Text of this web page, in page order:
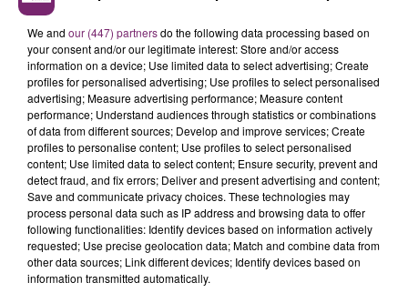
La Longueville – Brocante de 7h00 à 18h00. Espace
Batailler (rue de Bavay).
Neuf Mesnil – Braderie Brocante de 6h00 à 18h00 rue
Hector Cartigny, rue Honore Lespilette, rue Henri
Barbusse, rue Lenine. 200 exposants
Rousies – Brocante de 6h00 à 18h00 rue du Bois, Cité
Allende, Cité des Charmes, Cité des Chênes, Cité
Caucheteur. 120 exposants.
SAMEDI 13 MAI
Voici les ventes prévues samedi :
We and our (447) partnersdo the following data processing based on
your consent and/or our legitimate interest: Store and/or access
information on a device; Use limited data to select advertising; Create
profiles for personalised advertising; Use profiles to select personalised
advertising; Measure advertising performance; Measure content
performance; Understand audiences through statistics or combinations
of data from different sources; Develop and improve services; Create
profiles to personalise content; Use profiles to select personalised
content; Use limited data to select content; Ensure security, prevent and
detect fraud, and fix errors; Deliver and present advertising and content;
Save and communicate privacy choices. These technologies may
process personal data such as IP address and browsing data to offer
following functionalities: Identify devices based on information actively
requested; Use precise geolocation data; Match and combine data from
other data sources; Link different devices; Identify devices based on
information transmitted automatically.